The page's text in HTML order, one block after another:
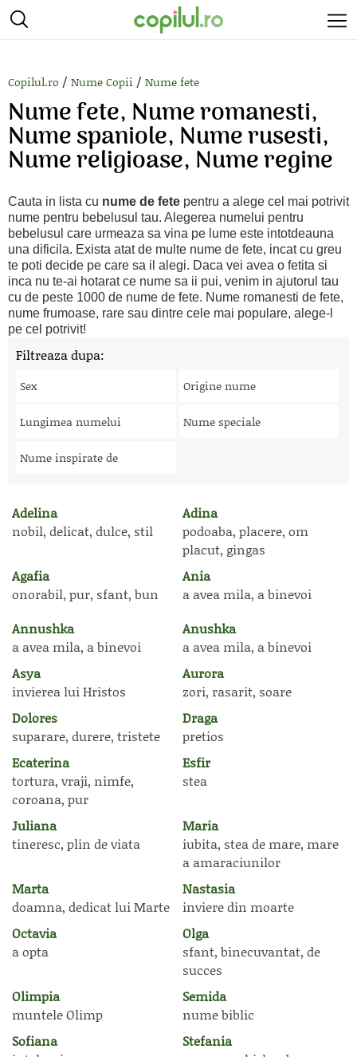
Copilul.ro / Nume Copii / Nume fete
Nume fete, Nume romanesti,
Nume spaniole, Nume rusesti,
Nume religioase, Nume regine
Cauta in lista cu nume de fete pentru a alege cel mai potrivit
nume pentru bebelusul tau. Alegerea numelui pentru
bebelusul care urmeaza sa vina pe lume este intotdeauna
una dificila. Exista atat de multe nume de fete, incat cu greu
te poti decide pe care sa il alegi. Daca vei avea o fetita si
inca nu te-ai hotarat ce nume sa ii pui, venim in ajutorul tau
cu de peste 1000 de nume de fete. Nume romanesti de fete,
nume frumoase, rare sau dintre cele mai populare, alege-l
pe cel potrivit!
Filtreaza dupa:
Sex Origine nume
Lungimea numelui Nume speciale
Nume inspirate de
Adelina
nobil, delicat, dulce, stil
Adina
podoaba, placere, om
placut, gingas
Agafia
onorabil, pur, sfant, bun
Ania
a avea mila, a binevoi
Annushka
a avea mila, a binevoi
Anushka
a avea mila, a binevoi
Asya
invierea lui Hristos
Aurora
zori, rasarit, soare
Dolores
suparare, durere, tristete
Draga
pretios
Ecaterina
tortura, vraji, nimfe,
coroana, pur
Esfir
stea
Juliana
tineresc, plin de viata
Maria
iubita, stea de mare, mare
a amaraciunilor
Marta
doamna, dedicat lui Marte
Nastasia
inviere din moarte
Octavia
a opta
Olga
sfant, binecuvantat, de
succes
Olimpia
muntele Olimp
Semida
nume biblic
Sofiana
Stefania